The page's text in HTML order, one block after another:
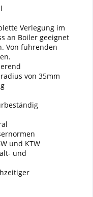
Verlegung im
an Boiler geeignet
Von führenden
von 35mm
und KTW
und